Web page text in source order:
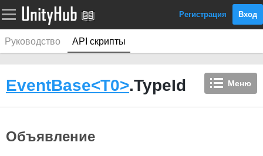
Регистрация Вход
Руководство API скрипты
Меню
EventBase<T0>.TypeId
Объявление